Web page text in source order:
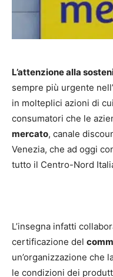
L’attenzione alla
sempre più urgente
in molteplici azioni di
consumatori che le
mercato, canale
Venezia, che ad oggi
tutto il Centro-Nord
L’insegna infatti
certificazione del
un’organizzazione che
le condizioni dei